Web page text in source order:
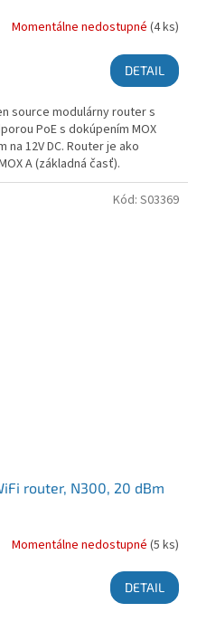
Momentálne nedostupné (4 ks)
DETAIL
source modulárny router s
PoE s dokúpením MOX
12V DC. Router je ako
A (základná časť).
router, N300, 20 dBm
Momentálne nedostupné (5 ks)
DETAIL
Kód: S03369